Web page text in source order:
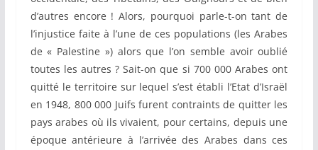
d’autres encore ! Alors, pourquoi parle-t-on tant de
l’injustice faite à l’une de ces populations (les Arabes
de « Palestine ») alors que l’on semble avoir oublié
toutes les autres ? Sait-on que si 700 000 Arabes ont
quitté le territoire sur lequel s’est établi l’Etat d’Israël
en 1948, 800 000 Juifs furent contraints de quitter les
pays arabes où ils vivaient, pour certains, depuis une
époque antérieure à l’arrivée des Arabes dans ces